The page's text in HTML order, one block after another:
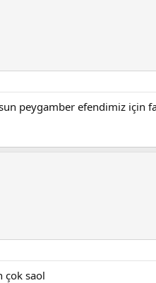
peygamber efendimiz için
çok saol